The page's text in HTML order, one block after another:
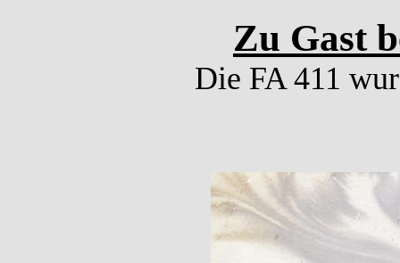
Zu Gast
Die FA 411